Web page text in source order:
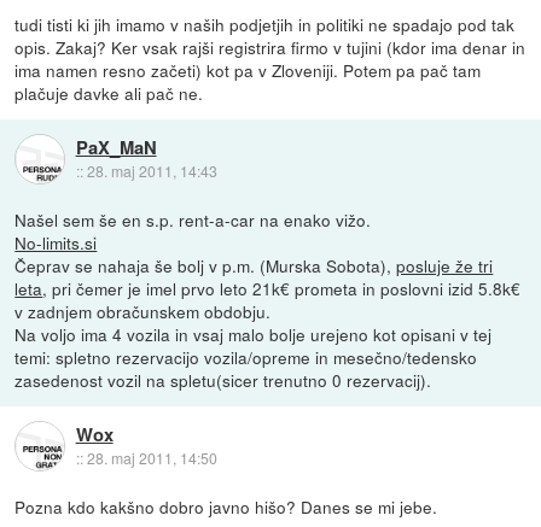
tudi tisti ki jih imamo v naših podjetjih in politiki ne spadajo pod tak
opis. Zakaj? Ker vsak rajši registrira firmo v tujini (kdor ima denar in
ima namen resno začeti) kot pa v Zloveniji. Potem pa pač tam
plačuje davke ali pač ne.
PaX_MaN
::28. maj 2011, 14:43
Našel sem še en s.p. rent-a-car na enako vižo.
No-limits.si
Čeprav se nahaja še bolj v p.m. (Murska Sobota),posluje že tri
leta, pri čemer je imel prvo leto 21k€ prometa in poslovni izid 5.8k€
v zadnjem obračunskem obdobju.
Na voljo ima 4 vozila in vsaj malo bolje urejeno kot opisani v tej
temi: spletno rezervacijo vozila/opreme in mesečno/tedensko
zasedenost vozil na spletu(sicer trenutno 0 rezervacij).
Wox
::28. maj 2011, 14:50
Pozna kdo kakšno dobro javno hišo? Danes se mi jebe.